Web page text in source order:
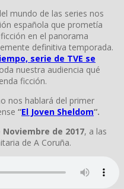
mundo de las series nos
española que prometía
en el panorama
definitiva temporada.
serie de TVE se
nuestra audiencia qué
ficción.
nos hablará del primer
“El Joven Sheldom“.
de 2017, a las
de A Coruña.